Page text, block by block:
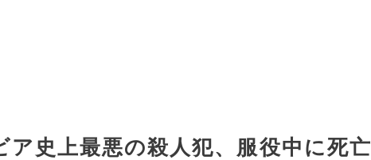
史上最悪の殺人犯、服役中に死亡